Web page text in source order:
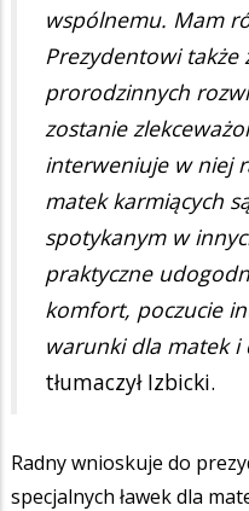
wspólnemu. Mam
Prezydentowi także
prorodzinnych
zostanie
interweniuje w niej
matek karmiących
spotykanym w
praktyczne
komfort, poczucie
warunki dla matek i
tłumaczył Izbicki.
Radny wnioskuje do
specjalnych ławek dla